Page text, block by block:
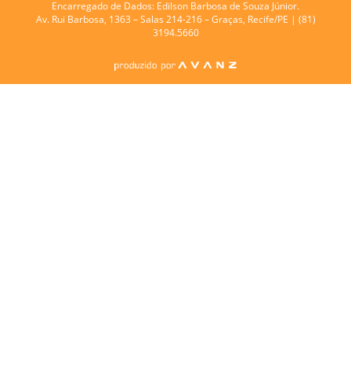
Encarregado de Dados: Edilson Barbosa de Souza Júnior.
Av. Rui Barbosa, 1363 – Salas 214-216 – Graças, Recife/PE | (81)
3194.5660